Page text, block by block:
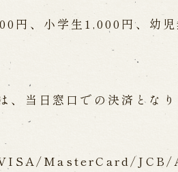
円、小学生1,000円、幼児
、当日窓口での決済となり
VISA/MasterCard/